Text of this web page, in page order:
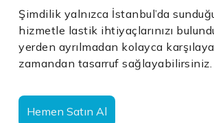
Şimdilik yalnızca İstanbul’da
hizmetle lastik ihtiyaçlarınızı
yerden ayrılmadan kolayca
zamandan tasarruf sağlayabilirsiniz.
Hemen Satın Al